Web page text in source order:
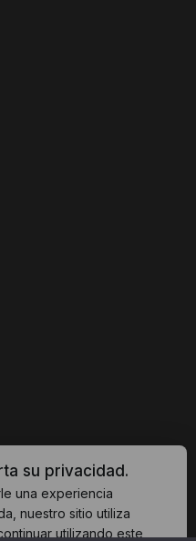
BUSCAR
su privacidad.
una experiencia
nuestro sitio utiliza
utilizando este